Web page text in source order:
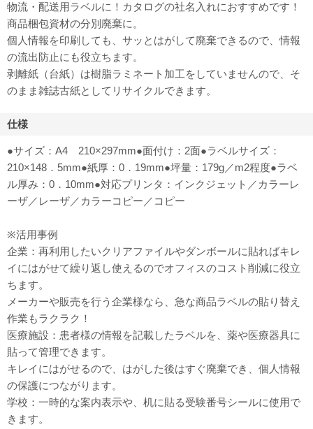
物流・配送用ラベルに！カタログの社名入れにおすすめです！
商品梱包資材の分別廃棄に。
個人情報を印刷しても、サッとはがして廃棄できるので、情報
の流出防止にも役立ちます。
剥離紙（台紙）は樹脂ラミネート加工をしていませんので、そ
のまま雑誌古紙としてリサイクルできます。
仕様
●サイズ：A4 210×297mm●面付け：2面●ラベルサイズ：
210×148．5mm●紙厚：0．19mm●坪量：179g／m2程度●ラベ
ル厚み：0．10mm●対応プリンタ：インクジェット／カラーレ
ーザ／レーザ／カラーコピー／コピー
※活用事例
企業：再利用したいクリアファイルやダンボールに貼ればキレ
イにはがせて繰り返し使えるのでオフィスのコスト削減に役立
ちます。
メーカーや販売を行う企業様なら、急な商品ラベルの貼り替え
作業もラクラク！
医療施設：患者様の情報を記載したラベルを、薬や医療器具に
貼って管理できます。
キレイにはがせるので、はがした後はすぐ廃棄でき、個人情報
の保護につながります。
学校：一時的な案内表示や、机に貼る受験番号シールに使用で
きます。